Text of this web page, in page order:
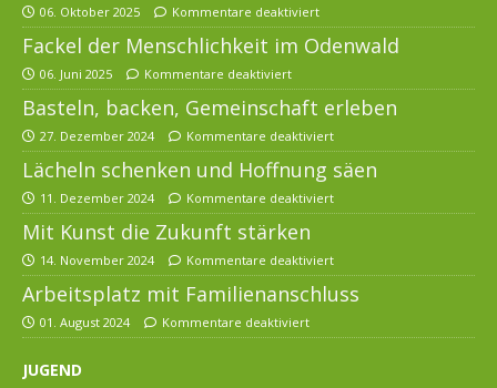
06. Oktober 2025 Kommentare deaktiviert
Fackel der Menschlichkeit im Odenwald
06. Juni 2025 Kommentare deaktiviert
Basteln, backen, Gemeinschaft erleben
27. Dezember 2024 Kommentare deaktiviert
Lächeln schenken und Hoffnung säen
11. Dezember 2024 Kommentare deaktiviert
Mit Kunst die Zukunft stärken
14. November 2024 Kommentare deaktiviert
Arbeitsplatz mit Familienanschluss
01. August 2024 Kommentare deaktiviert
JUGEND